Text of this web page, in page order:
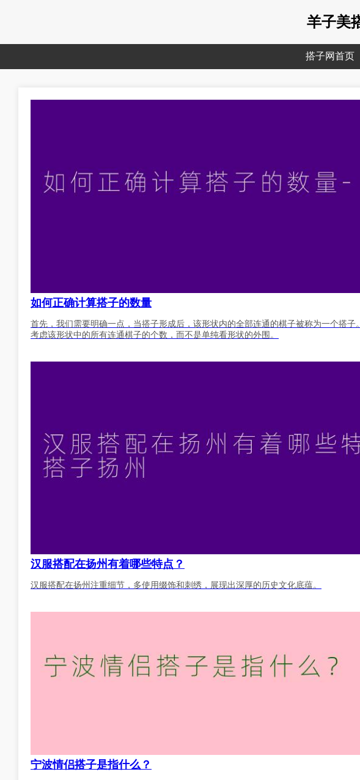
羊子美
搭子网首页
如何正确计算搭子的数量
首先，我们需要明确一点，当搭子形成后，该形状内的全部连通的棋子被称为一个搭
考虑该形状中的所有连通棋子的个数，而不是单纯看形状的外围。
汉服搭配在扬州有着哪些特点？
汉服搭配在扬州注重细节，多使用缀饰和刺绣，展现出深厚的历史文化底蕴。
宁波情侣搭子是指什么？